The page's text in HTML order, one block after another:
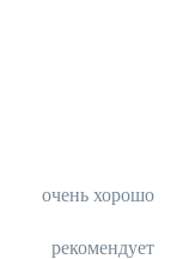
очень хорошо
рекомендует